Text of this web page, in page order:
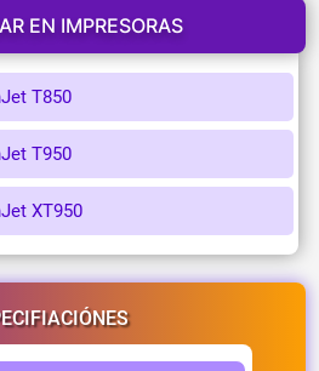
EN IMPRESORAS
T850
T950
XT950